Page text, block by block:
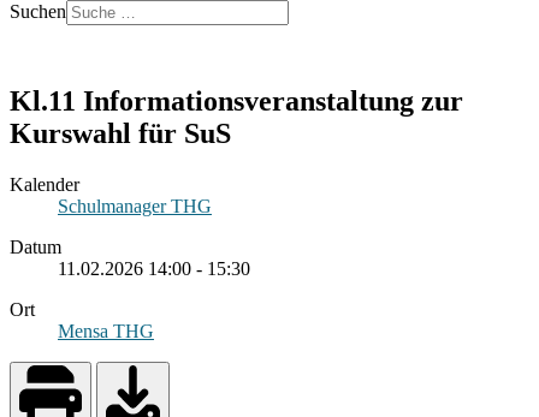
Suchen
Kl.11 Informationsveranstaltung zur
Kurswahl für SuS
Kalender
Schulmanager THG
Datum
11.02.2026 14:00 - 15:30
Ort
Mensa THG